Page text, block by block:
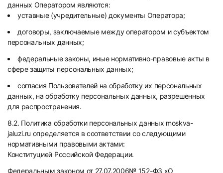
данных Оператором являются:
уставные (учредительные) документы Оператора;
договоры, заключаемые между оператором и субъектом
персональных данных;
федеральные законы, иные нормативно-правовые акты в
сфере защиты персональных данных;
согласия Пользователей на обработку их персональных
данных, на обработку персональных данных, разрешенных
для распространения.
8.2. Политика обработки персональных данных moskva-
jaluzi.ru определяется в соответствии со следующими
нормативными правовыми актами:
Конституцией Российской Федерации.
Федеральным законом от 27.07.2006№ 152-ФЗ «О